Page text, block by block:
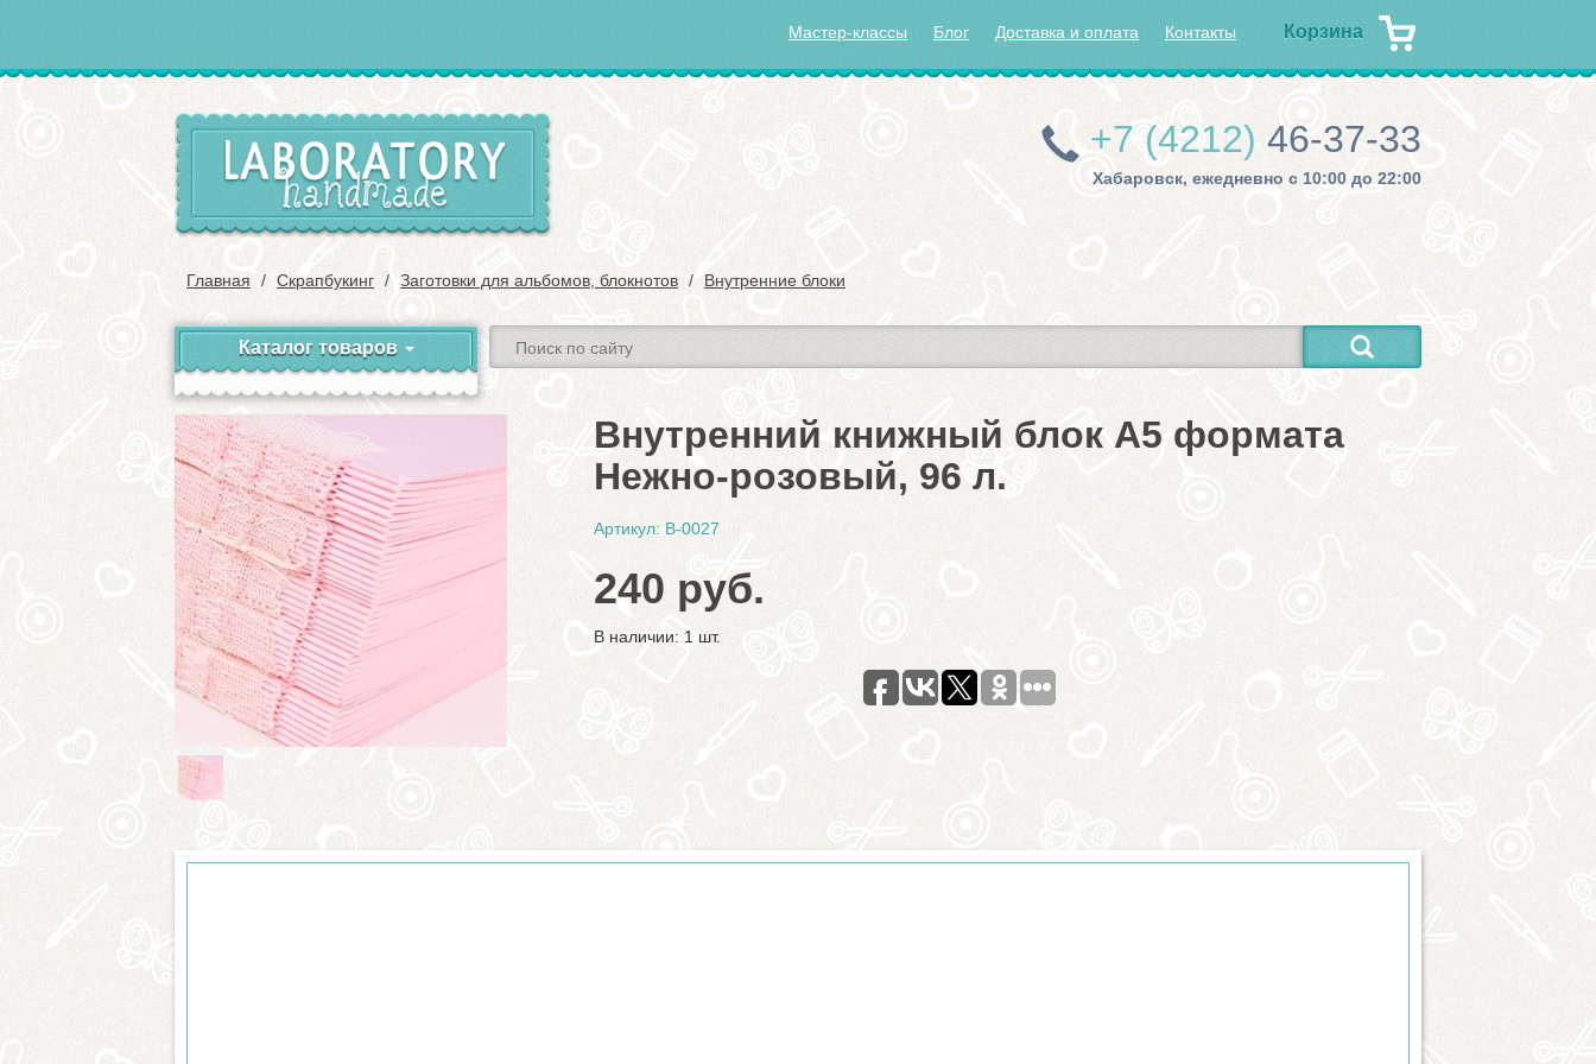
Корзина
Мастер-классы Блог Доставка и оплата Контакты
+7 (4212) 46-37-33
Хабаровск, ежедневно с 10:00 до 22:00
Главная Скрапбукинг Заготовки для альбомов, блокнотов Внутренние блоки
Каталог товаров
Внутренний книжный блок А5 формата
Нежно-розовый, 96 л.
Артикул: В-0027
240 руб.
В наличии: 1 шт.